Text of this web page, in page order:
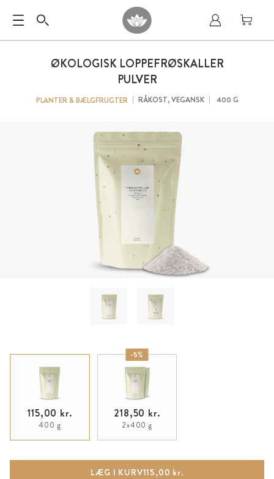
ØKOLOGISK LOPPEFRØSKALLER
PULVER
PLANTER & BÆLGFRUGTER RÅKOST, VEGANSK 400 G
115,00 kr.
400 g
-5%
218,50 kr.
2x400 g
LÆG I KURV115,00 kr.